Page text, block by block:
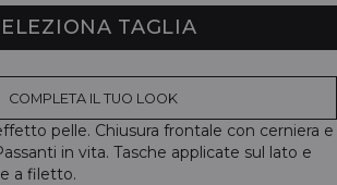
TAGLIA
COMPLETA IL TUO LOOK
pelle. Chiusura frontale con cerniera e
in vita. Tasche applicate sul lato e
a filetto.